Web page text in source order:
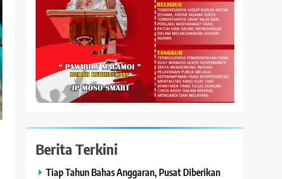
Berita Terkini
Tiap Tahun Bahas Anggaran, Pusat Diberikan